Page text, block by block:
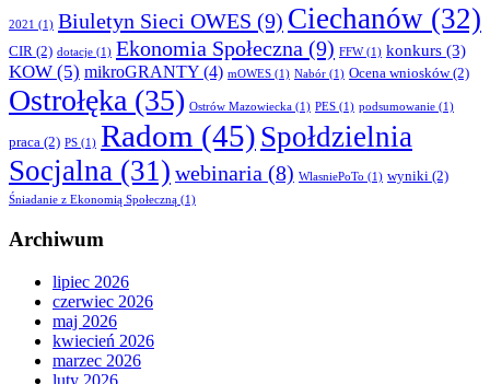
2021 (1) Biuletyn Sieci OWES (9) Ciechanów (32)
CIR (2) dotacje (1) Ekonomia Społeczna (9) FFW(1) konkurs (3)
KOW (5) mikroGRANTY (4) mOWES (1) Nabór (1) Ocena wniosków(2)
Ostrołęka (35) Ostrów Mazowiecka (1) PES (1) podsumowanie (1)
praca (2) PS (1) Radom (45) Społdzielnia
Socjalna (31) webinaria (8) WlasniePoTo (1) wyniki (2)
Śniadanie z Ekonomią Społeczną (1)
Archiwum
lipiec 2026
czerwiec 2026
maj 2026
kwiecień 2026
marzec 2026
luty 2026